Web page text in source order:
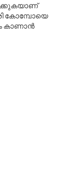
കോമ്പോയെ
കാണാൻ